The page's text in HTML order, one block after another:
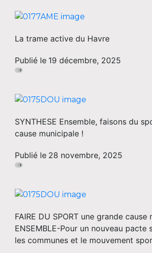
La trame active du Havre
Publié le 19 décembre, 2025
SYNTHESE Ensemble, faisons du
cause municipale !
Publié le 28 novembre, 2025
FAIRE DU SPORT une grande cause
ENSEMBLE-Pour un nouveau
les communes et le mouvement